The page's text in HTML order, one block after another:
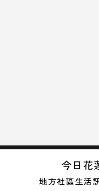
今日花
地方社區生活